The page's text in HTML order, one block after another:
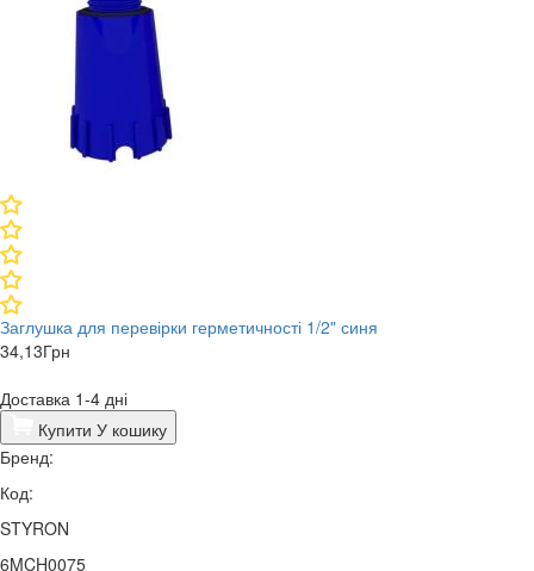
Заглушка для перевірки герметичності 1/2" синя
34,13Грн
Доставка 1-4 дні
Купити У кошику
Бренд:
Код:
STYRON
6MCH0075